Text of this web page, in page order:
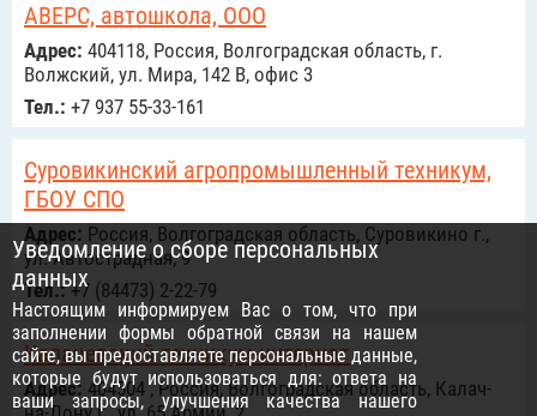
АВЕРС, автошкола, ООО
Адрес: 404118, Россия, Волгоградская область, г.
Волжский, ул. Мира, 142 В, офис 3
Тел.: +7 937 55-33-161
Суровикинский агропромышленный техникум,
ГБОУ СПО
Адрес: Россия, Волгоградская область, Суровикино г.,
ул. Автострадная, 9
Тел.:+7 (84473) 2-22-79
Калачевский техникум-интернат
Адрес: 404504 , Россия, Волгоградская область, Калач-
Уведомление о сборе персональных
данных
Настоящим информируем Вас о том, что при
заполнении формы обратной связи на нашем
сайте, вы предоставляете персональные данные,
которые будут использоваться для: ответа на
ваши запросы, улучшения качества нашего